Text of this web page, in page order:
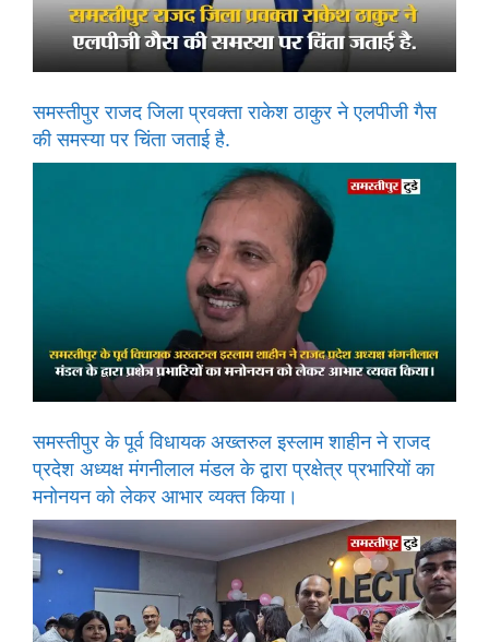
समस्तीपुर राजद जिला प्रवक्ता राकेश ठाकुर ने एलपीजी गैस
की समस्या पर चिंता जताई है.
समस्तीपुर के पूर्व विधायक अख्तरुल इस्लाम शाहीन ने राजद
प्रदेश अध्यक्ष मंगनीलाल मंडल के द्वारा प्रक्षेत्र प्रभारियों का
मनोनयन को लेकर आभार व्यक्त किया।